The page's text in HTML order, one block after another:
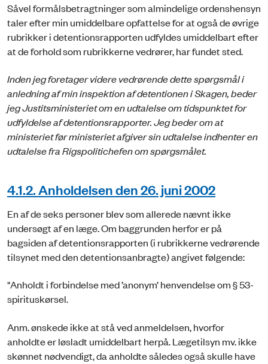
Såvel formålsbetragtninger som almindelige ordenshensyn
taler efter min umiddelbare opfattelse for at også de øvrige
rubrikker i detentionsrapporten udfyldes umiddelbart efter
at de forhold som rubrikkerne vedrører, har fundet sted.
Inden jeg foretager videre vedrørende dette spørgsmål i
anledning af min inspektion af detentionen i Skagen, beder
jeg Justitsministeriet om en udtalelse om tidspunktet for
udfyldelse af detentionsrapporter. Jeg beder om at
ministeriet før ministeriet afgiver sin udtalelse indhenter en
udtalelse fra Rigspolitichefen om spørgsmålet.
4.1.2. Anholdelsen den 26. juni 2002
En af de seks personer blev som allerede nævnt ikke
undersøgt af en læge. Om baggrunden herfor er på
bagsiden af detentionsrapporten (i rubrikkerne vedrørende
tilsynet med den detentionsanbragte) angivet følgende:
"Anholdt i forbindelse med ’anonym’ henvendelse om § 53-
spirituskørsel.
Anm. ønskede ikke at stå ved anmeldelsen, hvorfor
anholdte er løsladt umiddelbart herpå. Lægetilsyn mv. ikke
skønnet nødvendigt, da anholdte således også skulle have